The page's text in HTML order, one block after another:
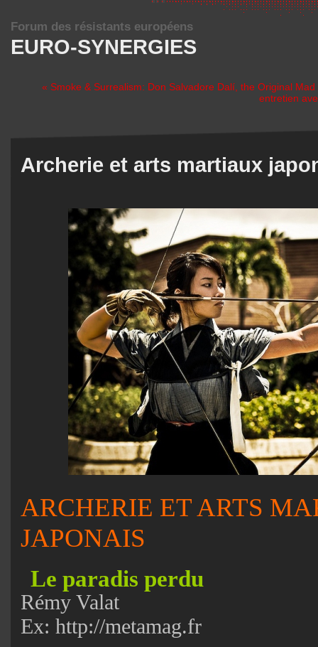
EURO-SYNERGIES
Forum des résistants européens
« Smoke & Surrealism: Don Salvadore Dalí, the Original Mad
entretien
Archerie et arts martiaux
ARCHERIE ET ARTS
JAPONAIS
Le paradis perdu
Rémy Valat
Ex: http://metamag.fr